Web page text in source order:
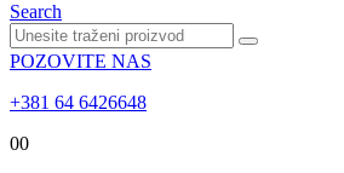
Search
POZOVITE NAS
+381 64 6426648
00